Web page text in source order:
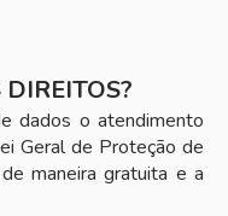
dados o atendimento
Geral de Proteção de
maneira gratuita e a